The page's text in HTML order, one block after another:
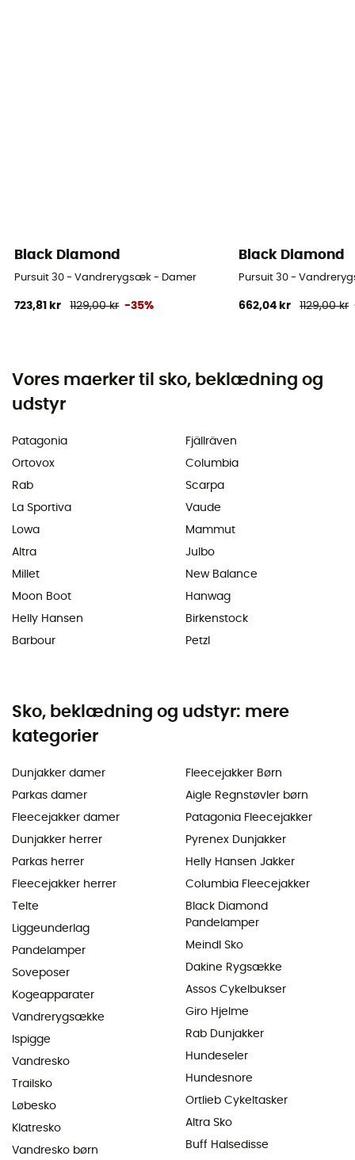
Black Diamond
Pursuit 30 - Vandrerygsæk - Damer
723,81 kr 1129,00 kr -35%
Black Diamond
Pursuit 30 -
662,04 kr 1129,00 kr
Vores maerker til sko, beklædning og
udstyr
Patagonia
Ortovox
Rab
La Sportiva
Lowa
Altra
Millet
Moon Boot
Helly Hansen
Barbour
Fjällräven
Columbia
Scarpa
Vaude
Mammut
Julbo
New Balance
Hanwag
Birkenstock
Petzl
Sko, beklædning og udstyr: mere
kategorier
Dunjakker damer
Parkas damer
Fleecejakker damer
Dunjakker herrer
Parkas herrer
Fleecejakker herrer
Telte
Liggeunderlag
Pandelamper
Soveposer
Kogeapparater
Vandrerygsække
Ispigge
Vandresko
Trailsko
Løbesko
Klatresko
Vandresko børn
Fleecejakker Børn
Aigle Regnstøvler børn
Patagonia Fleecejakker
Pyrenex Dunjakker
Helly Hansen Jakker
Columbia Fleecejakker
Black Diamond
Pandelamper
Meindl Sko
Dakine Rygsække
Assos Cykelbukser
Giro Hjelme
Rab Dunjakker
Hundeseler
Hundesnore
Ortlieb Cykeltasker
Altra Sko
Buff Halsedisse